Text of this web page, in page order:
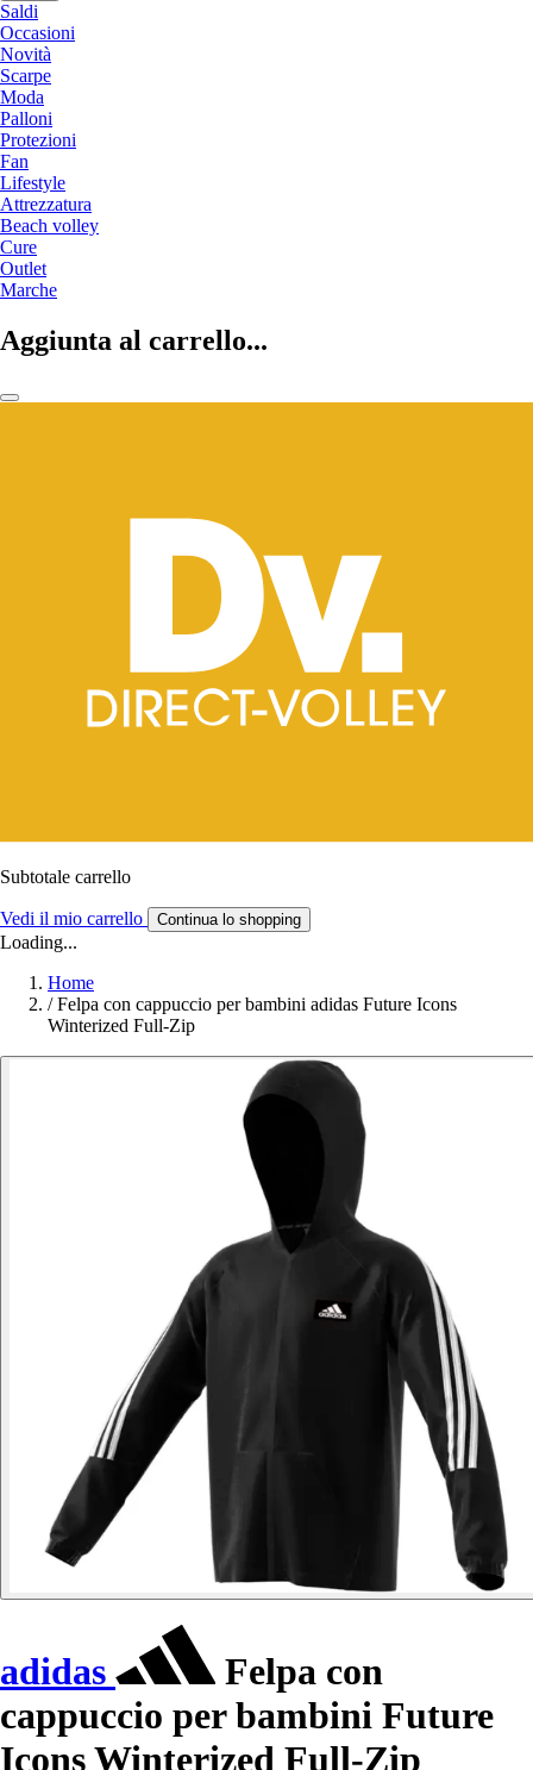
Saldi
Occasioni
Novità
Scarpe
Moda
Palloni
Protezioni
Fan
Lifestyle
Attrezzatura
Beach volley
Cure
Outlet
Marche
Aggiunta al carrello...
Subtotale carrello
Vedi il mio carrello Continua lo shopping
Loading...
Home
/ Felpa con cappuccio per bambini adidas Future Icons
Winterized Full-Zip
adidas
Felpa con
cappuccio per bambini Future
Icons Winterized Full-Zip